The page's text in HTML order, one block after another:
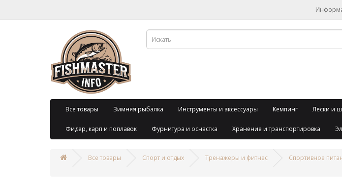
Все товары Зимняя рыбалка Инструменты и аксессуары Кемпинг Лески и
Фидер, карп и поплавок Фурнитура и оснастка Хранение и транспортировка
Все товары Спорт и отдых Тренажеры и фитнес Спортивное